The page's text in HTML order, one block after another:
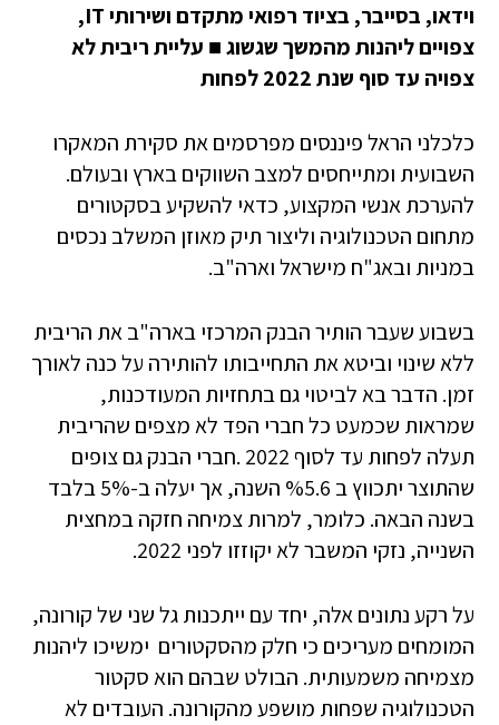
וידאו, בסייבר, בציוד רפואי מתקדם ושירותיIT
,
צפויים ליהנות מהמשך שגשוג■ עליית ריבית לא
צפויה עד סוף שנת 2022 לפחות
כלכלני הראל פיננסים מפרסמים את סקירת המאקרו
השבועית ומתייחסים למצב השווקים בארץ ובעולם.
להערכת אנשי המקצוע, כדאי להשקיע בסקטורים
מתחום הטכנולוגיה וליצור תיק מאוזן המשלב נכסים
במניות ובאג"ח מישראל וארה"ב.
בשבוע שעבר הותיר הבנק המרכזי בארה"ב את הריבית
ללא שינוי וביטא את התחייבותו להותירה על כנה לאורך
זמן. הדבר בא לביטוי גם בתחזיות המעודכנות,
שמראות שכמעט כל חברי הפד לא מצפים שהריבית
תעלה לפחות עד לסוף 2022 .חברי הבנק גם צופים
שהתוצר יתכווץ ב %5.6 השנה, אך יעלה ב-5% בלבד
בשנה הבאה. כלומר, למרות צמיחה חזקה במחצית
השנייה, נזקי המשבר לא יקוזזו לפני 2022.
על רקע נתונים אלה, יחד עם ייתכנות גל שני של קורונה,
המומחים מעריכים כי חלק מהסקטורים ימשיכו ליהנות
מצמיחה משמעותית. הבולט שבהם הוא סקטור
הטכנולוגיה שפחות מושפע מהקורונה. העובדים לא